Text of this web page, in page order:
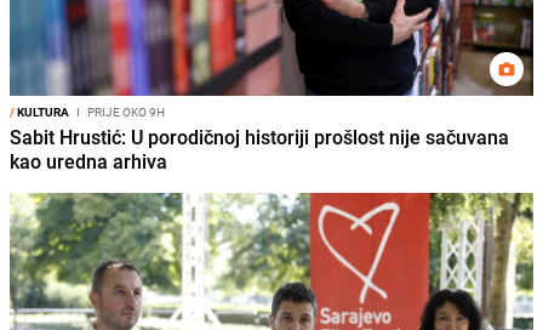
/KULTURA I PRIJE OKO 9H
Sabit Hrustić: U porodičnoj historiji prošlost nije sačuvana
kao uredna arhiva